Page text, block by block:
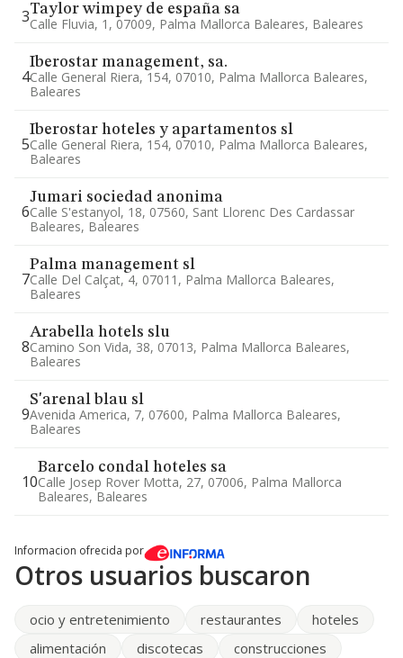
3Taylor wimpey de españa sa
Calle Fluvia, 1, 07009, Palma Mallorca Baleares, Baleares
4
Iberostar management, sa.
Calle General Riera, 154, 07010, Palma Mallorca Baleares,
Baleares
5
Iberostar hoteles y apartamentos sl
Calle General Riera, 154, 07010, Palma Mallorca Baleares,
Baleares
6
Jumari sociedad anonima
Calle S'estanyol, 18, 07560, Sant Llorenc Des Cardassar
Baleares, Baleares
7
Palma management sl
Calle Del Calçat, 4, 07011, Palma Mallorca Baleares,
Baleares
8
Arabella hotels slu
Camino Son Vida, 38, 07013, Palma Mallorca Baleares,
Baleares
9
S'arenal blau sl
Avenida America, 7, 07600, Palma Mallorca Baleares,
Baleares
10
Barcelo condal hoteles sa
Calle Josep Rover Motta, 27, 07006, Palma Mallorca
Baleares, Baleares
Informacion ofrecida por
Otros usuarios buscaron
ocio y entretenimiento restaurantes
hoteles
alimentación
discotecas
construcciones